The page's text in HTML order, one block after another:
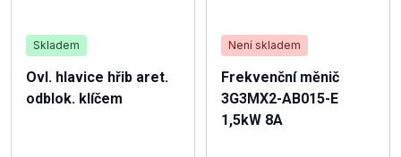
Skladem
Ovl. hlavice hřib aret.
odblok. klíčem
Není skladem
Frekvenční měnič
3G3MX2-AB015-E
1,5kW 8A